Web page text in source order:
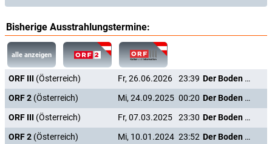
Bisherige Ausstrahlungstermine:
alle anzeigen
ORF III (Österreich) Fr, 26.06.2026 23:39
Der Boden unter den Füßen
ORF 2 (Österreich) Mi, 24.09.2025 00:20
Der Boden unter den Füßen
ORF III (Österreich) Fr, 07.03.2025 23:30
Der Boden unter den Füßen
ORF 2 (Österreich) Mi, 10.01.2024 23:52
Der Boden unter den Füßen